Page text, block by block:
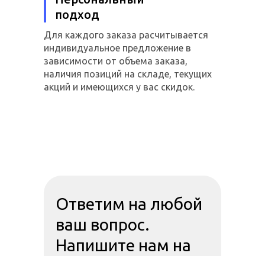
подход
Для каждого заказа расчитывается
индивидуальное предложение в
зависимости от объема заказа,
наличия позиций на складе, текущих
акций и имеющихся у вас скидок.
Ответим на любой
ваш вопрос.
Напишите нам на